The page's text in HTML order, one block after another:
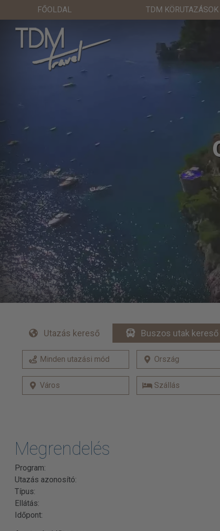
FŐOLDAL TDM KÖRUTAZÁSOK
Utazás kereső Buszos utak kereső
Megrendelés
Program:
Utazás azonosító:
Típus:
Ellátás:
Időpont: